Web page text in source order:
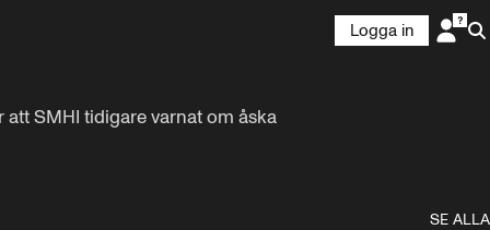
Logga in
SMHI tidigare varnat om åska
SE ALLA